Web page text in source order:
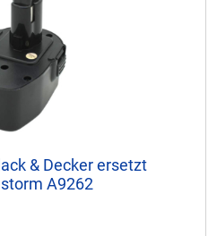
& Decker ersetzt
A9262